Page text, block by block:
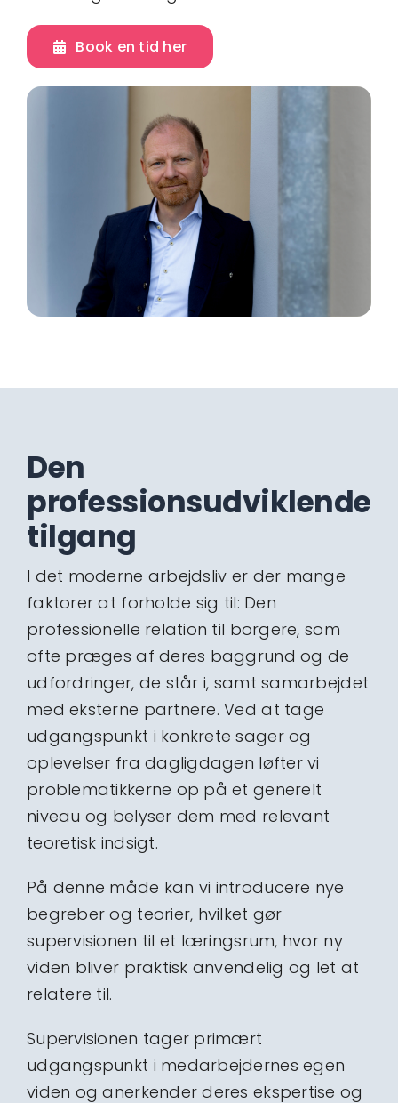
Book en tid her
Den
professionsudviklende
tilgang
I det moderne arbejdsliv er der mange
faktorer at forholde sig til: Den
professionelle relation til borgere, som
ofte præges af deres baggrund og de
udfordringer, de står i, samt samarbejdet
med eksterne partnere. Ved at tage
udgangspunkt i konkrete sager og
oplevelser fra dagligdagen løfter vi
problematikkerne op på et generelt
niveau og belyser dem med relevant
teoretisk indsigt.
På denne måde kan vi introducere nye
begreber og teorier, hvilket gør
supervisionen til et læringsrum, hvor ny
viden bliver praktisk anvendelig og let at
relatere til.
Supervisionen tager primært
udgangspunkt i medarbejdernes egen
viden og anerkender deres ekspertise og